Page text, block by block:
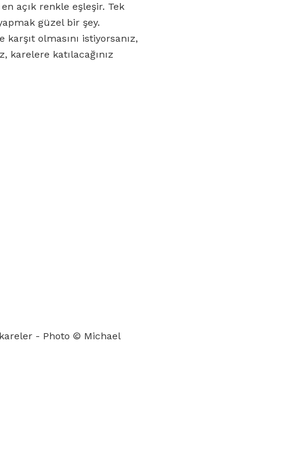
açık renkle eşleşir. Tek
güzel bir şey.
olmasını istiyorsanız,
katılacağınız
kareler - Photo © Michael